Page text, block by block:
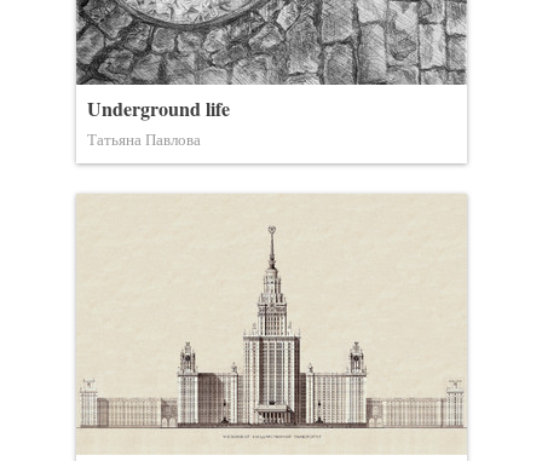
Underground life
Татьяна Павлова